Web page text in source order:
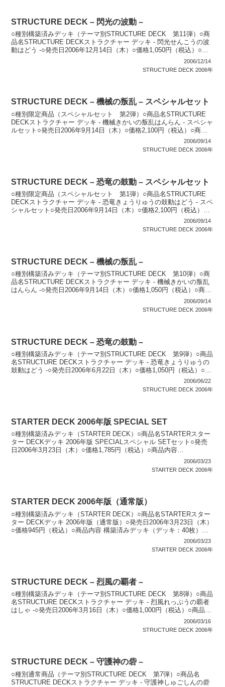
STRUCTURE DECK – 閃光の波動 –
○種別構築済みデッキ（テーマ別STRUCTURE DECK 第11弾）○商
品名STRUCTURE DECKストラクチャー デッキ - 閃光せんこうの波
動はどう -○発売日2006年12月14日（木）○価格1,050円（税込）○商
2006/12/14
STRUCTURE DECK 2006年
STRUCTURE DECK – 機械の叛乱 – スペシャルセット
○種別限定商品（スペシャルセット 第2弾）○商品名STRUCTURE
DECKストラクチャー デッキ - 機械きかいの叛乱はんらん - スペシャ
ルセット○発売日2006年9月14日（木）○価格2,100円（税込）○商品
2006/09/14
STRUCTURE DECK 2006年
STRUCTURE DECK – 恐竜の鼓動 – スペシャルセット
○種別限定商品（スペシャルセット 第1弾）○商品名STRUCTURE
DECKストラクチャー デッキ - 恐竜きょうりゅうの鼓動はどう - スペ
シャルセット○発売日2006年9月14日（木）○価格2,100円（税込）○
2006/09/14
STRUCTURE DECK 2006年
STRUCTURE DECK – 機械の叛乱 –
○種別構築済みデッキ（テーマ別STRUCTURE DECK 第10弾）○商
品名STRUCTURE DECKストラクチャー デッキ - 機械きかいの叛乱
はんらん -○発売日2006年9月14日（木）○価格1,050円（税込）○商品
2006/09/14
STRUCTURE DECK 2006年
STRUCTURE DECK – 恐竜の鼓動 –
○種別構築済みデッキ（テーマ別STRUCTURE DECK 第9弾）○商品
名STRUCTURE DECKストラクチャー デッキ - 恐竜きょうりゅうの
鼓動はどう -○発売日2006年6月22日（木）○価格1,050円（税込）○商
2006/06/22
STRUCTURE DECK 2006年
STARTER DECK 2006年版 SPECIAL SET
○種別構築済みデッキ（STARTER DECK）○商品名STARTERスター
ター DECKデッキ 2006年版 SPECIALスペシャル SETセット○発売
日2006年3月23日（木）○価格1,785円（税込）○商品内容
2006/03/23
STARTER DECK 2006年
STARTER DECK 2006年版（通常版）
○種別構築済みデッキ（STARTER DECK）○商品名STARTERスター
ター DECKデッキ 2006年版（通常版）○発売日2006年3月23日（木）
○価格945円（税込）○商品内容 構築済みデッキ（デッキ：40枚）：1
2006/03/23
STARTER DECK 2006年
STRUCTURE DECK – 烈風の覇者 –
○種別構築済みデッキ（テーマ別STRUCTURE DECK 第8弾）○商品
名STRUCTURE DECKストラクチャー デッキ - 烈風れっぷうの覇者
はしゃ -○発売日2006年3月16日（木）○価格1,000円（税込）○商品内
2006/03/16
STRUCTURE DECK 2006年
STRUCTURE DECK – 守護神の砦 –
○種別通常商品（テーマ別STRUCTURE DECK 第7弾）○商品名
STRUCTURE DECKストラクチャー デッキ - 守護神しゅごしんの砦